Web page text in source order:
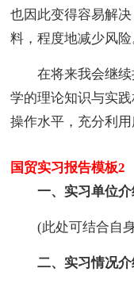
也因此变得容易解
料，程度地减少风险
在将来我会继续
学的理论知识与实
操作水平，充分利
国贸实习报告模板2
一、实习单位介
(此处可结合自身
二、实习情况介